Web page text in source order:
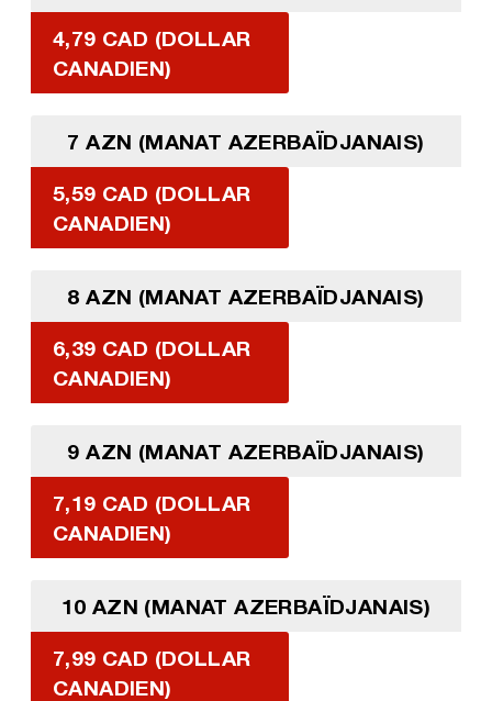
4,79 CAD (DOLLAR
CANADIEN)
7 AZN (MANAT AZERBAÏDJANAIS)
5,59 CAD (DOLLAR
CANADIEN)
8 AZN (MANAT AZERBAÏDJANAIS)
6,39 CAD (DOLLAR
CANADIEN)
9 AZN (MANAT AZERBAÏDJANAIS)
7,19 CAD (DOLLAR
CANADIEN)
10 AZN (MANAT AZERBAÏDJANAIS)
7,99 CAD (DOLLAR
CANADIEN)